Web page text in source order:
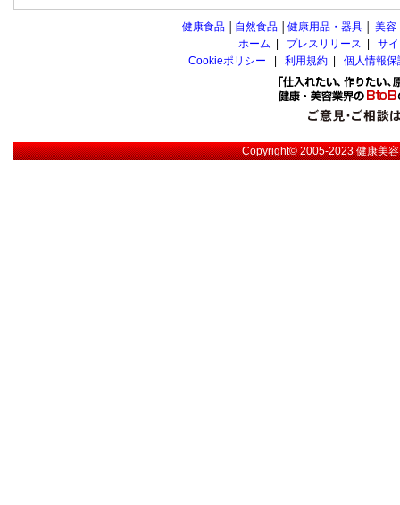
健康食品 自然食品 健康用品・器具 美容
ホーム
プレスリリース
サ
Cookieポリシー
利用規約 個人情報
Copyright© 2005-2023健康美